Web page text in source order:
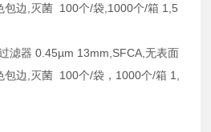
包边,灭菌 100个/袋,1000个/箱 1,5
滤器 0.45µm 13mm,SFCA,无表面
边,灭菌 100个/袋，1000个/箱 1,